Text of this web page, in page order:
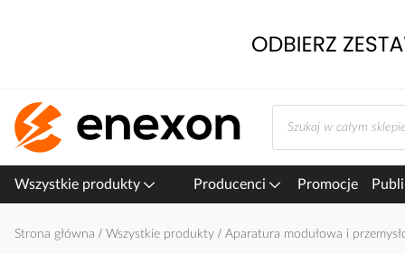
Wszystkie produkty Producenci Promocje
Strona główna Wszystkie produkty Aparatura modułowa i